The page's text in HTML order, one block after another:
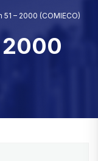
– 2000 (COMIECO)
2000